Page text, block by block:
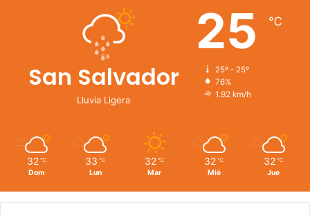
San Salvador
Lluvia Ligera
25 ℃
25º - 25º
76%
1.92 km/h
32 ℃
Dom
33 ℃
Lun
32 ℃
Mar
32 ℃
Mié
32 ℃
Jue